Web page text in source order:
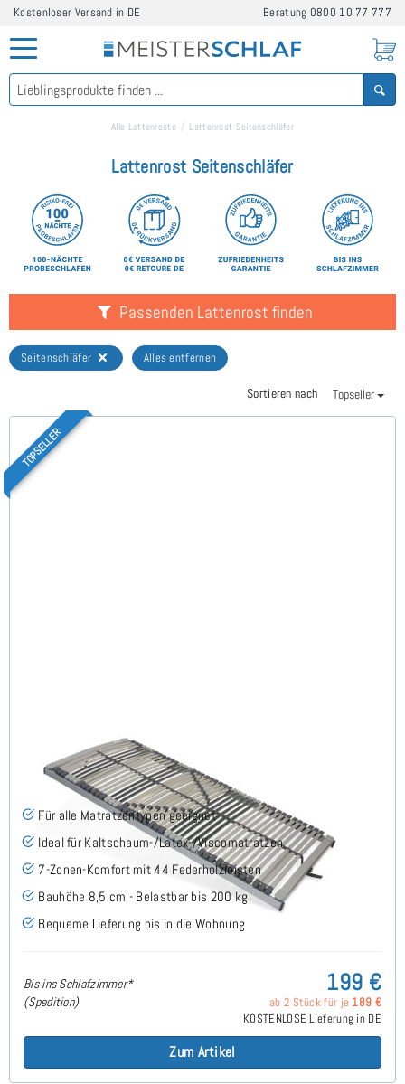
Kostenloser Versand in DE Beratung 0800 10 77 777
Alle Lattenroste Lattenrost Seitenschläfer
Lattenrost Seitenschläfer
Passenden Lattenrost finden
Seitenschläfer Alles entfernen
Sortieren nach Topseller
TOPSELLER
Nimbo 44 NV 90x200 cm
Für alle Matratzentypen geeignet
Ideal für Kaltschaum-/Latex-/Viscomatratzen
7-Zonen-Komfort mit 44 Federholzleisten
Bauhöhe 8,5 cm - Belastbar bis 200 kg
Bequeme Lieferung bis in die Wohnung
Bis ins Schlafzimmer*
(Spedition)
199 €
ab 2 Stück für je 189 €
KOSTENLOSE Lieferung in DE
Zum Artikel